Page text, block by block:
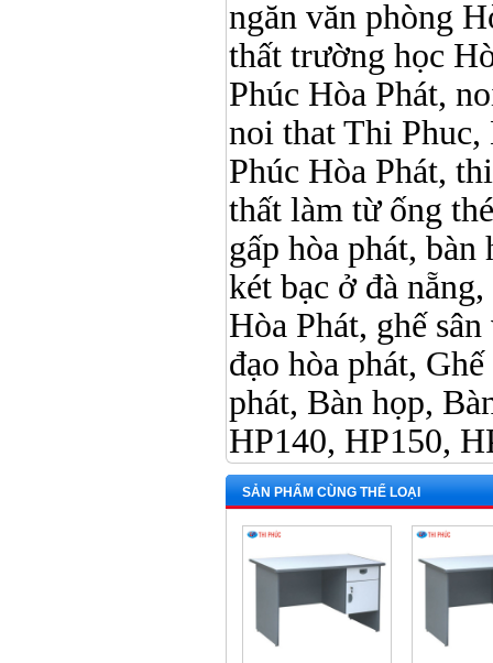
ngăn văn phòng
thất trường học
Phúc Hòa Phát,
noi that Thi
Phúc Hòa Phát,
thất làm từ ống
gấp hòa phát, bàn
két bạc ở đà
Hòa Phát, ghế
đạo hòa phát,
phát, Bàn họp,
HP140, HP150,
SẢN PHẨM CÙNG THỂ LOẠI